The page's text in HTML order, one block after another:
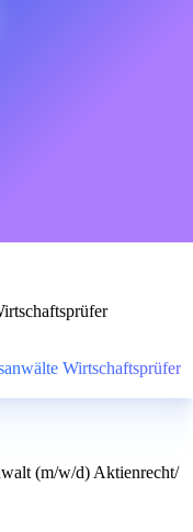
Wirtschaftsprüfer
(m/w/d) Aktienrecht/